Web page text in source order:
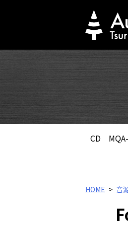
CD
HOME 音